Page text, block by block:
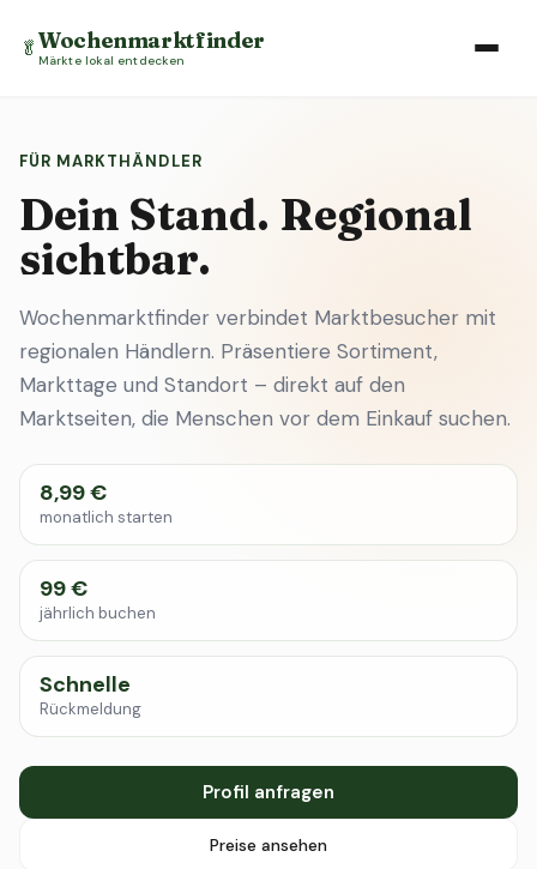
🥬Wochenmarktfinder
Märkte lokal entdecken
FÜR MARKTHÄNDLER
Dein Stand. Regional
sichtbar.
Wochenmarktfinder verbindet Marktbesucher mit
regionalen Händlern. Präsentiere Sortiment,
Markttage und Standort – direkt auf den
Marktseiten, die Menschen vor dem Einkauf suchen.
8,99 €
monatlich starten
99 €
jährlich buchen
Schnelle
Rückmeldung
Profil anfragen
Preise ansehen